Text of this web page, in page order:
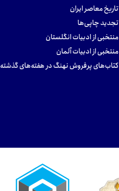
تاریخ معاصر ایران
تجدید چاپی‌ها
منتخبی از ادبیات انگلستان
منتخبی از ادبیات آلمان
کتاب‌های پرفروش نهنگ در هفته‌های گذشته